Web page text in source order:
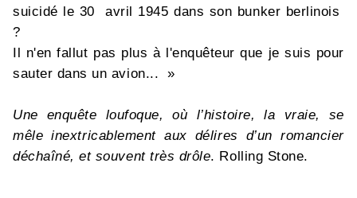
suicidé le 30 avril 1945 dans son bunker berlinois
?
Il n'en fallut pas plus à l'enquêteur que je suis pour
sauter dans un avion... »
Une enquête loufoque, où l’histoire, la vraie, se
mêle inextricablement aux délires d’un romancier
déchaîné, et souvent très drôle. Rolling Stone.